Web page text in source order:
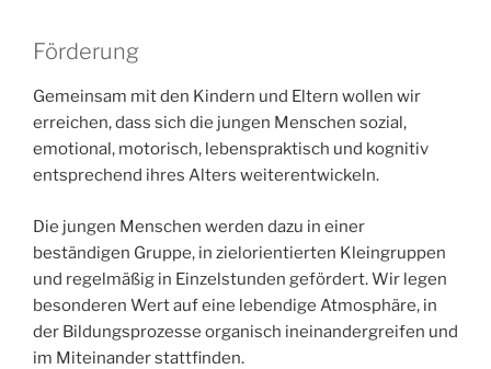
Förderung
Gemeinsam mit den Kindern und Eltern wollen wir
erreichen, dass sich die jungen Menschen sozial,
emotional, motorisch, lebenspraktisch und kognitiv
entsprechend ihres Alters weiterentwickeln.
Die jungen Menschen werden dazu in einer
beständigen Gruppe, in zielorientierten Kleingruppen
und regelmäßig in Einzelstunden gefördert. Wir legen
besonderen Wert auf eine lebendige Atmosphäre, in
der Bildungsprozesse organisch ineinandergreifen und
im Miteinander stattfinden.